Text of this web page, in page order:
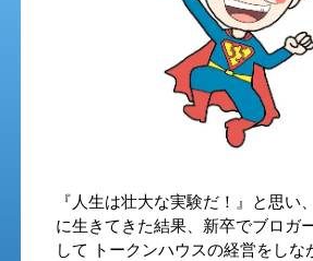
『人生は壮大な実験だ！』と思い
に生きてきた結果、新卒でブロガ
して トークンハウスの経営をしな